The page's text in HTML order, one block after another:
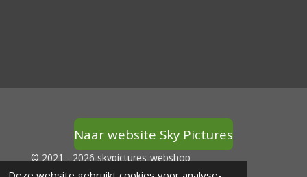
Naar website Sky Pictures
© 2021 - 2026 skypictures-webshop
Powered byJouwWeb